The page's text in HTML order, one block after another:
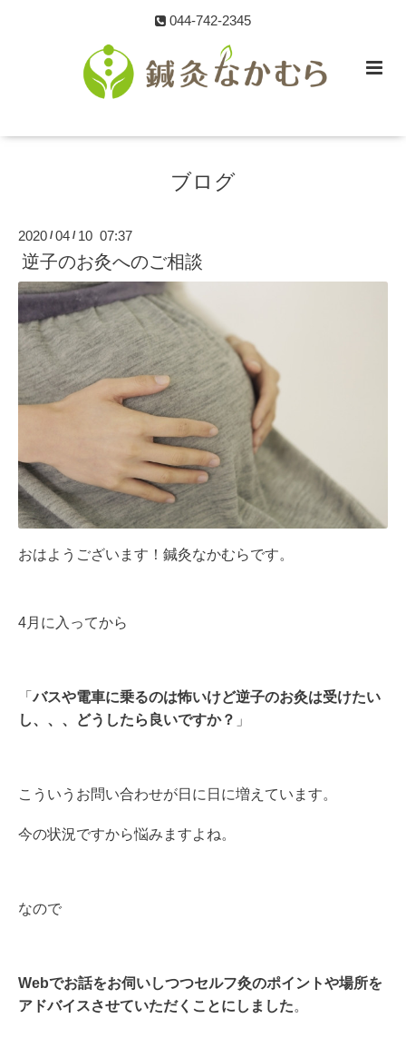
044-742-2345
ブログ
2020 /04 / 10 07:37
逆子のお灸へのご相談
おはようございます！鍼灸なかむらです。
4月に入ってから
「バスや電車に乗るのは怖いけど逆子のお灸は受けたい
し、、、どうしたら良いですか？ 」
こういうお問い合わせが日に日に増えています。
今の状況ですから悩みますよね。
なので
Webでお話をお伺いしつつセルフ灸のポイントや場所を
アドバイスさせていただくことにしました。